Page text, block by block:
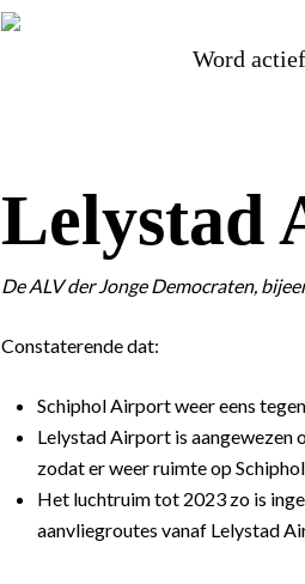
Word actief
Lelystad
De ALV der Jonge Democraten,
Constaterende dat:
Schiphol Airport weer eens
Lelystad Airport is aangewezen
zodat er weer ruimte op
Het luchtruim tot 2023 zo is
aanvliegroutes vanaf Lelystad